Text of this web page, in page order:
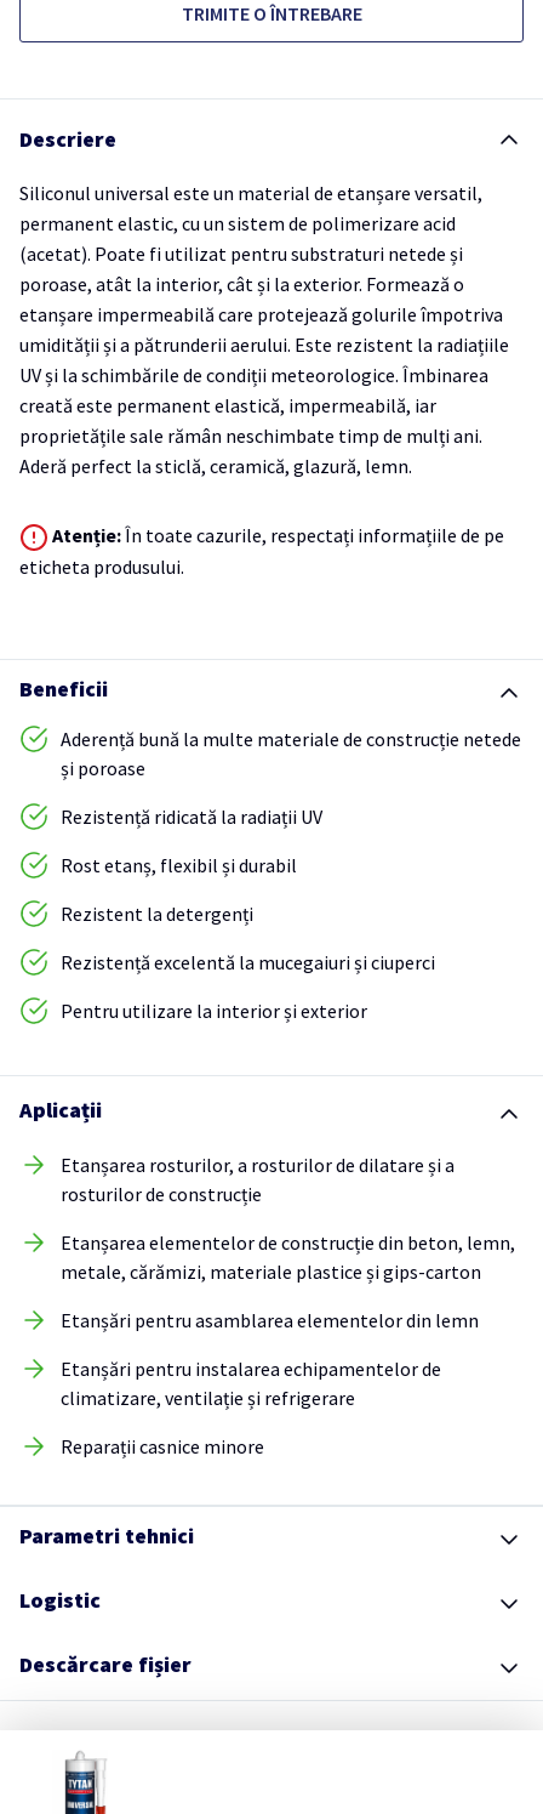
TRIMITE O ÎNTREBARE
Descriere
Siliconul universal este un material de etanșare versatil,
permanent elastic, cu un sistem de polimerizare acid
(acetat). Poate fi utilizat pentru substraturi netede și
poroase, atât la interior, cât și la exterior. Formează o
etanșare impermeabilă care protejează golurile împotriva
umidității și a pătrunderii aerului. Este rezistent la radiațiile
UV și la schimbările de condiții meteorologice. Îmbinarea
creată este permanent elastică, impermeabilă, iar
proprietățile sale rămân neschimbate timp de mulți ani.
Aderă perfect la sticlă, ceramică, glazură, lemn.
Atenție:În toate cazurile, respectați informațiile de pe
eticheta produsului.
Beneficii
Aderență bună la multe materiale de construcție netede
și poroase
Rezistență ridicată la radiații UV
Rost etanș, flexibil și durabil
Rezistent la detergenți
Rezistență excelentă la mucegaiuri și ciuperci
Pentru utilizare la interior și exterior
Aplicații
Etanșarea rosturilor, a rosturilor de dilatare și a
rosturilor de construcție
Etanșarea elementelor de construcție din beton, lemn,
metale, cărămizi, materiale plastice și gips-carton
Etanșări pentru asamblarea elementelor din lemn
Etanșări pentru instalarea echipamentelor de
climatizare, ventilație și refrigerare
Reparații casnice minore
Parametri tehnici
Logistic
Descărcare fișier